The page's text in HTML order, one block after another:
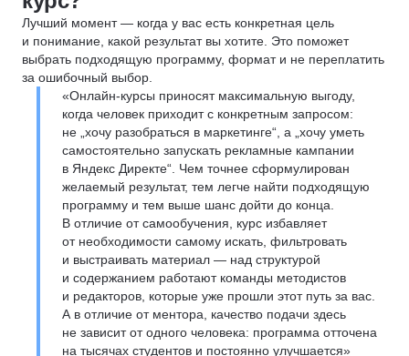
Лучший момент — когда у вас есть конкретная цель
и понимание, какой результат вы хотите. Это поможет
выбрать подходящую программу, формат и не переплатить
за ошибочный выбор.
«Онлайн-курсы приносят максимальную выгоду,
когда человек приходит с конкретным запросом:
не „хочу разобраться в маркетинге“, а „хочу уметь
самостоятельно запускать рекламные кампании
в Яндекс Директе“. Чем точнее сформулирован
желаемый результат, тем легче найти подходящую
программу и тем выше шанс дойти до конца.
В отличие от самообучения, курс избавляет
от необходимости самому искать, фильтровать
и выстраивать материал — над структурой
и содержанием работают команды методистов
и редакторов, которые уже прошли этот путь за вас.
А в отличие от ментора, качество подачи здесь
не зависит от одного человека: программа отточена
на тысячах студентов и постоянно улучшается»